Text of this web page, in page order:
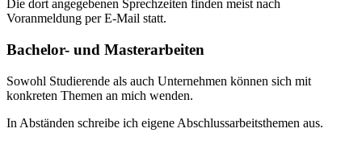
Die dort angegebenen Sprechzeiten finden meist nach
Voranmeldung per E-Mail statt.
Bachelor- und Masterarbeiten
Sowohl Studierende als auch Unternehmen können sich mit
konkreten Themen an mich wenden.
In Abständen schreibe ich eigene Abschlussarbeitsthemen aus.